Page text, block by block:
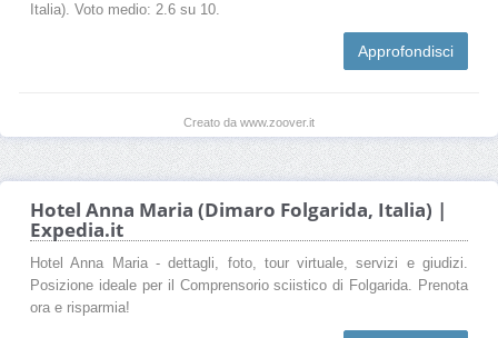
Italia). Voto medio: 2.6 su 10.
Approfondisci
Creato da www.zoover.it
Hotel Anna Maria (Dimaro Folgarida, Italia) |
Expedia.it
Hotel Anna Maria - dettagli, foto, tour virtuale, servizi e giudizi.
Posizione ideale per il Comprensorio sciistico di Folgarida. Prenota
ora e risparmia!